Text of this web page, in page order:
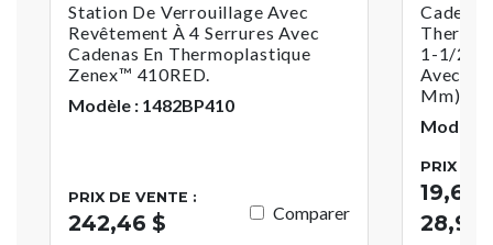
Station De Verrouillage Avec
Revêtement À 4 Serrures Avec
Cadenas En Thermoplastique
Zenex™ 410RED.
Modèle : 1482BP410
PRIX DE VENTE :
242,46 $ Comparer
1-1/2
Avec
Mm)
Modèle :
PRIX DE
19,64
28,93